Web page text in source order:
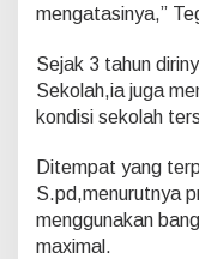
mengatasinya,”
Sejak 3 tahun
Sekolah,ia juga
kondisi sekolah
Ditempat yang
S.pd,menurutnya
menggunakan
maximal.